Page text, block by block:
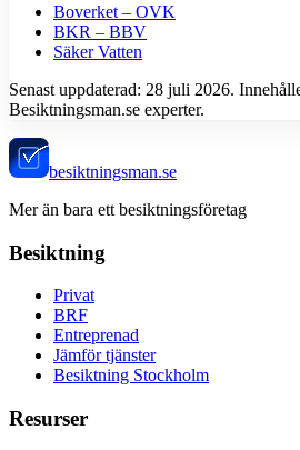
Boverket – OVK
BKR – BBV
Säker Vatten
Senast uppdaterad: 28 juli 2026.
Besiktningsman.se experter.
besiktningsman.se
Mer än bara ett besiktningsföretag
Besiktning
Privat
BRF
Entreprenad
Jämför tjänster
Besiktning Stockholm
Resurser